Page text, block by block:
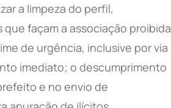
a limpeza do perfil,
façam a associação proibida
de urgência, inclusive por via
imediato; o descumprimento
e no envio de